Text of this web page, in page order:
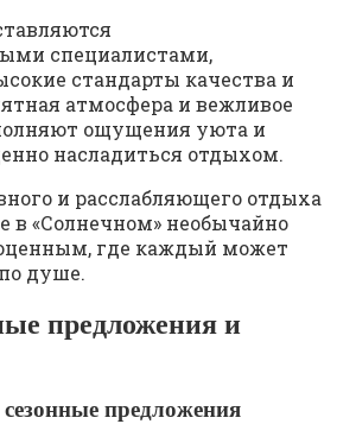
специалистами,
стандарты качества и
атмосфера и вежливое
ощущения уюта и
насладиться отдыхом.
и расслабляющего отдыха
в «Солнечном» необычайно
где каждый может
душе.
предложения и
предложения